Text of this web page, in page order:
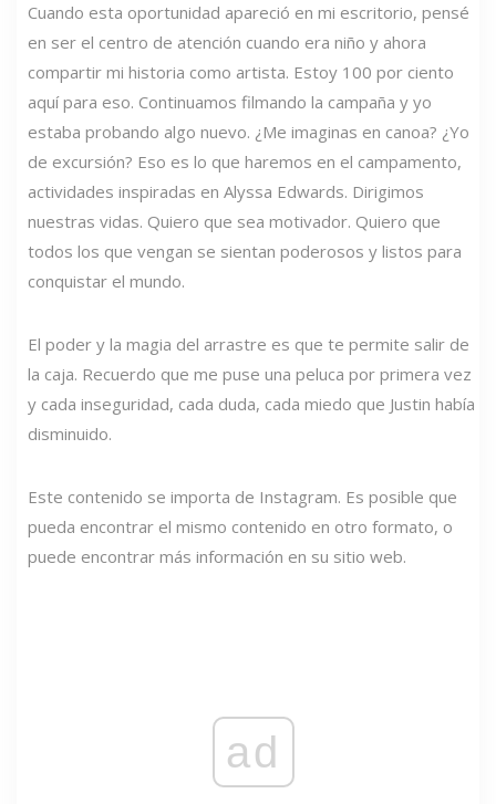
Cuando esta oportunidad apareció en mi escritorio, pensé
en ser el centro de atención cuando era niño y ahora
compartir mi historia como artista. Estoy 100 por ciento
aquí para eso. Continuamos filmando la campaña y yo
estaba probando algo nuevo. ¿Me imaginas en canoa? ¿Yo
de excursión? Eso es lo que haremos en el campamento,
actividades inspiradas en Alyssa Edwards. Dirigimos
nuestras vidas. Quiero que sea motivador. Quiero que
todos los que vengan se sientan poderosos y listos para
conquistar el mundo.
El poder y la magia del arrastre es que te permite salir de
la caja. Recuerdo que me puse una peluca por primera vez
y cada inseguridad, cada duda, cada miedo que Justin había
disminuido.
Este contenido se importa de Instagram. Es posible que
pueda encontrar el mismo contenido en otro formato, o
puede encontrar más información en su sitio web.
ad